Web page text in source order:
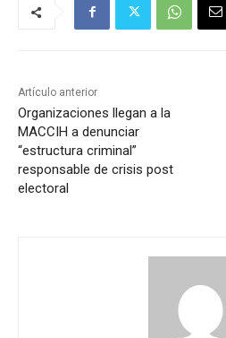
Artículo anterior
Organizaciones llegan a la
MACCIH a denunciar
“estructura criminal”
responsable de crisis post
electoral